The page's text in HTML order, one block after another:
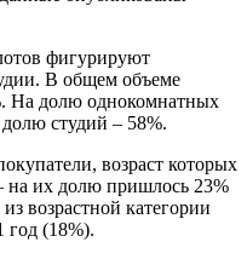
фигурируют
В общем объеме
На долю однокомнатных
студий – 58%.
возраст которых
на их долю пришлось 23%
возрастной категории
год (18%).